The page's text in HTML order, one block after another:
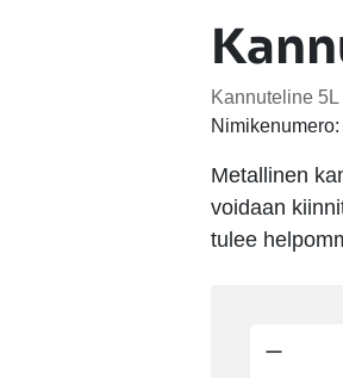
Kannuteline
Nimikenumero:
Metallinen
voidaan
tulee